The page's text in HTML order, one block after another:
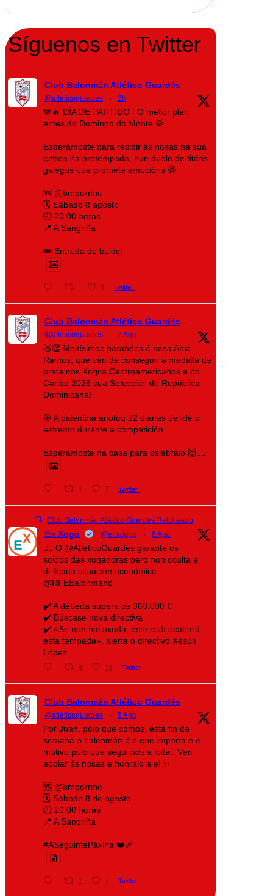
Síguenos en Twitter
Club Balonmán Atlético Guardés
@atleticoguardes · 2h
🩵🔥 DÍA DE PARTIDO | O mellor plan
antes do Domingo do Monte 🥁
Esperámoste para recibir ás nosas na súa
estrea da pretempada, nun duelo de titáns
galegos que promete emocións 🤩
🆚 @bmporrino
🗓️ Sábado 8 agosto
🕗 20:00 horas
📍 A Sangriña
🎟️ Entrada de balde!
1 Twitter
Club Balonmán Atlético Guardés
@atleticoguardes · 7 Ago
🥈👏 Moitísimos parabéns á nosa Ania
Ramos, que vén de conseguir a medalla de
prata nos Xogos Centroamericanos e do
Caribe 2026 coa Selección de República
Dominicana!
🎯 A palentina anotou 22 dianas dende o
estremo durante a competición
Esperámoste na casa para celebralo 🙌❤️‍🔥
1 7 Twitter
Club Balonmán Atlético Guardés Retuiteado
En Xogo @enxogog · 6 Ago
🤾‍♀️ O @AtleticoGuardes garante os
soldos das xogadoras pero non oculta a
delicada situación económica
@RFEBalonmano
✔️ A débeda supera os 300.000 €
✔️ Búscase nova directiva
✔️ «Se non hai axuda, este club acabará
esta tempada», alerta o directivo Xesús
López
4 11 Twitter
Club Balonmán Atlético Guardés
@atleticoguardes · 5 Ago
Por Juan, polo que somos, esta fin de
semana o balonmán é o que importa e o
motivo polo que seguimos a loitar. Vén
apoiar ás nosas e honralo a el ✨
🆚 @bmporrino
🗓️ Sábado 8 de agosto
🕗 20:00 horas
📍 A Sangriña
#ASeguintePáxina ❤️‍🩹
1 7 Twitter